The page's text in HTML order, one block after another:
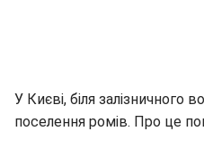
У Києві, біля залізничного
поселення ромів. Про це